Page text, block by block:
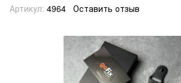
Артикул: 4964 Оставить отзыв